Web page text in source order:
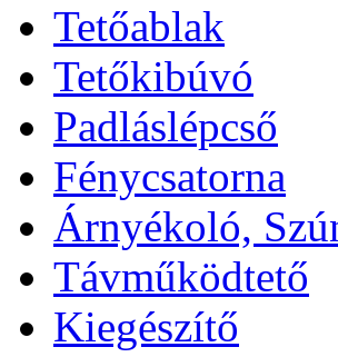
Tetőablak
Tetőkibúvó
Padláslépcső
Fénycsatorna
Árnyékoló,
Távműködtető
Kiegészítő